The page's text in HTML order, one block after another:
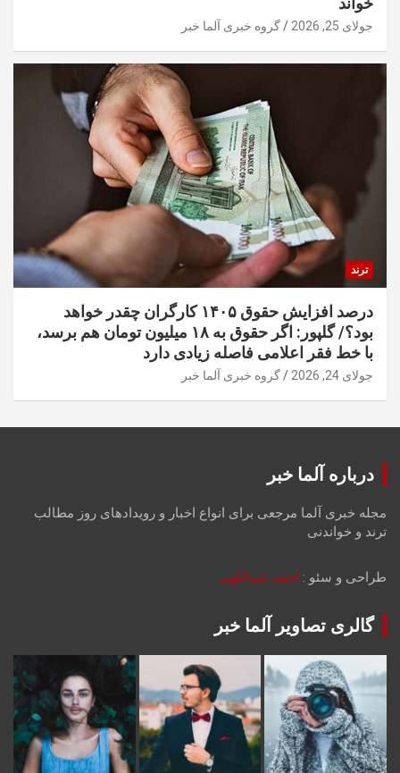
جولای 25, 2026 گروه خبری آلما خبر
ترند
درصد افزایش حقوق ۱۴۰۵ کارگران چقدر خواهد
بود؟/ گلپور: اگر حقوق به ۱۸ میلیون تومان هم برسد،
با خط فقر اعلامی فاصله زیادی دارد
جولای 24, 2026 گروه خبری آلما خبر
درباره آلما خبر
مجله خبری آلما مرجعی برای انواع اخبار و رویدادهای روز مطالب
ترند و خواندنی
طراحی و سئو : احمد عبداللهی
گالری تصاویر آلما خبر